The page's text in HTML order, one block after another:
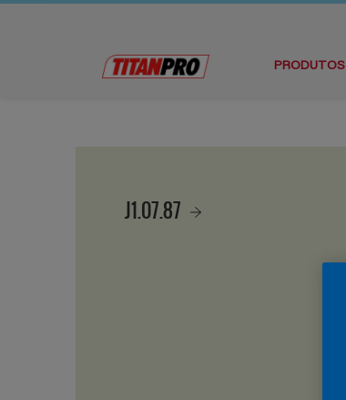
PRODUTOS
J1.07.87